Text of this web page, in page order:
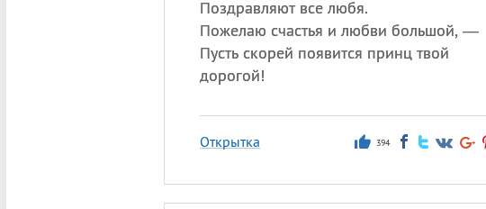
Поздравляют все любя.
Пожелаю счастья и любви большой, —
Пусть скорей появится принц твой
дорогой!
Открытка 394